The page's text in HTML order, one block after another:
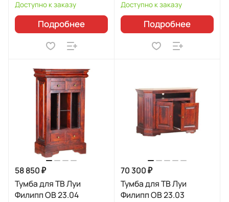
Доступно к заказу
Подробнее
Доступно к заказу
Подробнее
58 850 ₽
Тумба для ТВ Луи
Филипп ОВ 23.04
70 300 ₽
Тумба для ТВ Луи
Филипп ОВ 23.03